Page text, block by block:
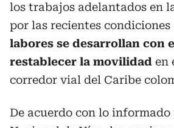
los trabajos adelantados en
por las recientes
labores se desarrollan con
restablecer la movilidad en
corredor vial del Caribe
De acuerdo con lo